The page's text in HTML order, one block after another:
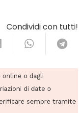
Condividi con tutti!
o dagli
di date o
sempre tramite